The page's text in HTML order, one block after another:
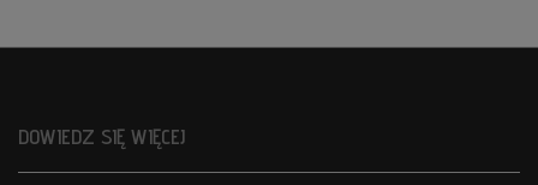
DOWIEDZ SIĘ WIĘCEJ